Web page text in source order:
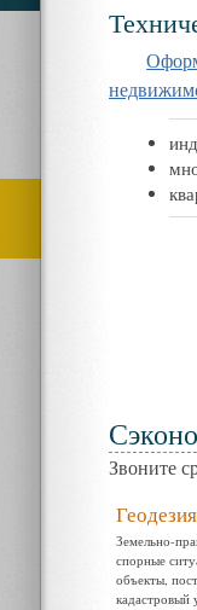
Звоните
Геодезия
Земельно-
спорные
объекты,
кадастровый